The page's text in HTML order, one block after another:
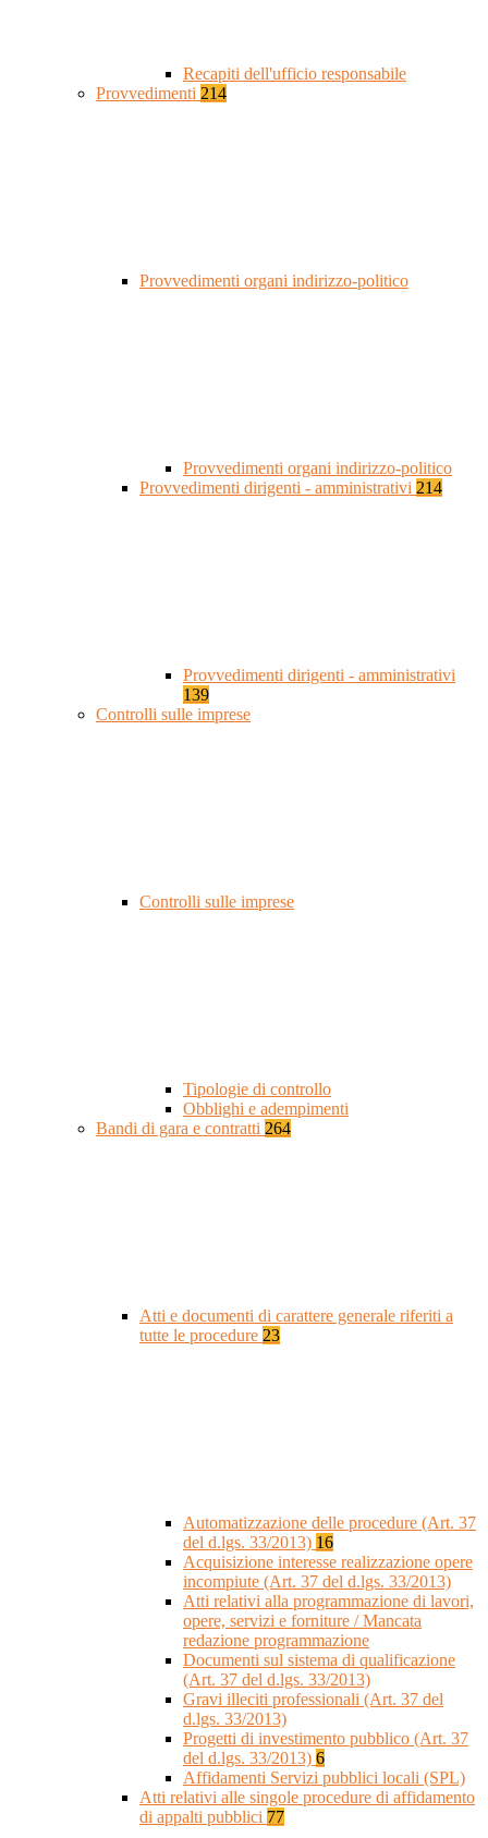
Recapiti dell'ufficio responsabile
Provvedimenti 214
Provvedimenti organi indirizzo-politico
Provvedimenti organi indirizzo-politico
Provvedimenti dirigenti - amministrativi 214
Provvedimenti dirigenti - amministrativi
139
Controlli sulle imprese
Controlli sulle imprese
Tipologie di controllo
Obblighi e adempimenti
Bandi di gara e contratti 264
Atti e documenti di carattere generale riferiti a
tutte le procedure 23
Automatizzazione delle procedure (Art. 37
del d.lgs. 33/2013) 16
Acquisizione interesse realizzazione opere
incompiute (Art. 37 del d.lgs. 33/2013)
Atti relativi alla programmazione di lavori,
opere, servizi e forniture / Mancata
redazione programmazione
Documenti sul sistema di qualificazione
(Art. 37 del d.lgs. 33/2013)
Gravi illeciti professionali (Art. 37 del
d.lgs. 33/2013)
Progetti di investimento pubblico (Art. 37
del d.lgs. 33/2013) 6
Affidamenti Servizi pubblici locali (SPL)
Atti relativi alle singole procedure di affidamento
di appalti pubblici 77